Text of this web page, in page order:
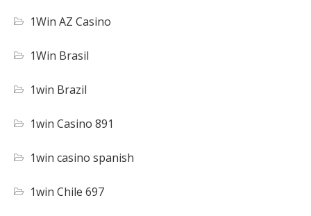
1Win AZ Casino
1Win Brasil
1win Brazil
1win Casino 891
1win casino spanish
1win Chile 697